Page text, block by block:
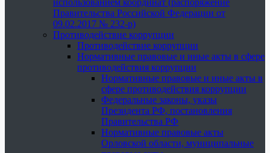
использованием координат (распоряжение
Правительства Российской Федерации от
09.02.2017 № 232-р)
Противодействие коррупции
Противодействие коррупции
Нормативные правовые и иные акты в сфере
противодействия коррупции
Нормативные правовые и иные акты в
сфере противодействия коррупции
Федеральные законы, указы
Президента РФ, постановления
Правительства РФ
Нормативные правовые акты
Орловской области, муниципальные